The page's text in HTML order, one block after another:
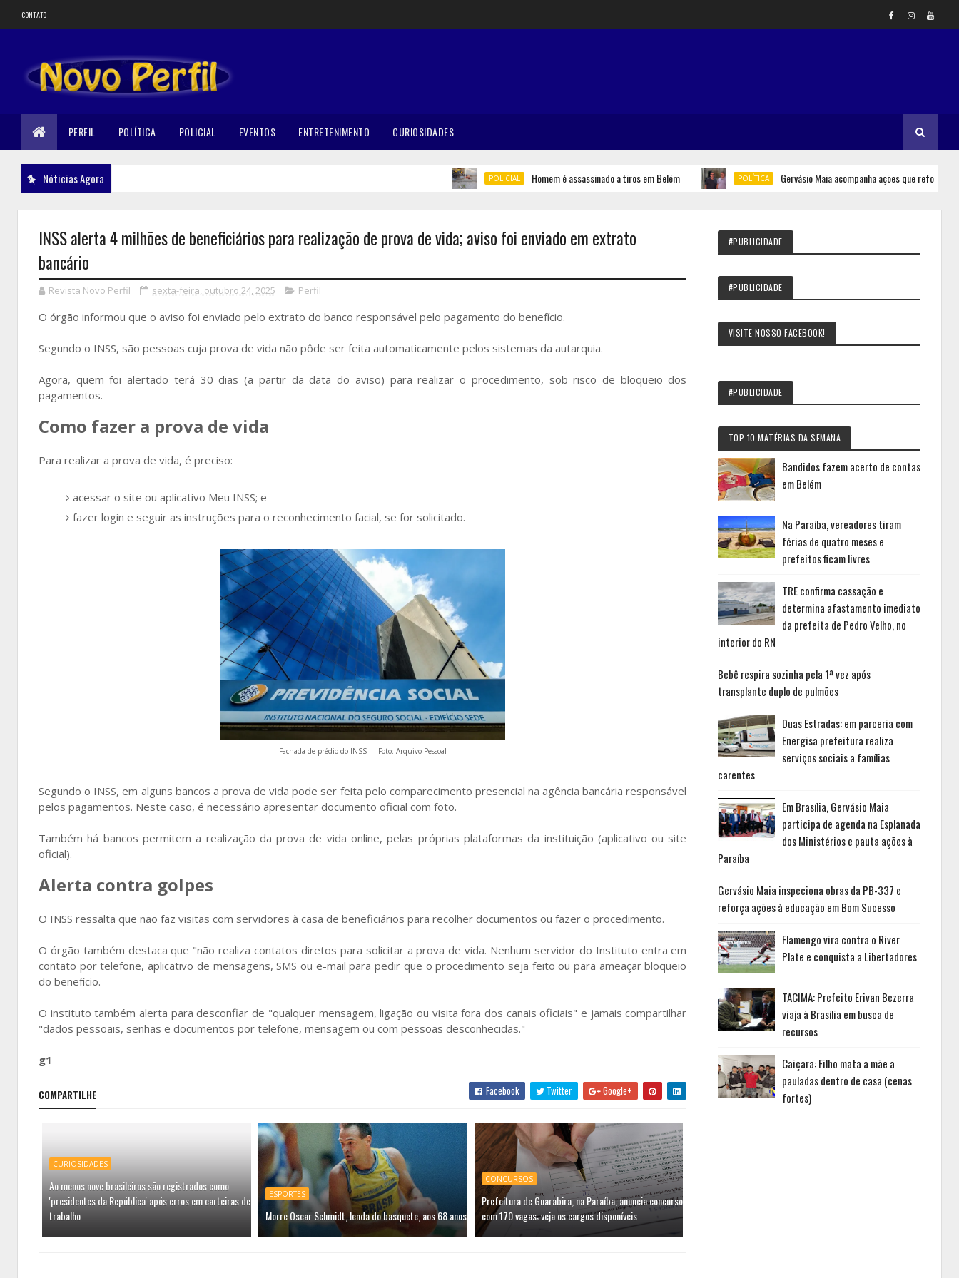
CONTATO
PERFIL POLÍTICA POLICIAL EVENTOS ENTRETENIMENTO CURIOSIDADES
Nóticias Agora POLICIAL Homem é assassinado a tiros em Belém POLÍTICA Gervásio Maia acompanha ações que reforçam
INSS alerta 4 milhões de beneficiários para realização de prova de vida; aviso foi enviado em extrato
bancário
Revista Novo Perfil sexta-feira, outubro 24, 2025 Perfil
O órgão informou que o aviso foi enviado pelo extrato do banco responsável pelo pagamento do benefício.
Segundo o INSS, são pessoas cuja prova de vida não pôde ser feita automaticamente pelos sistemas da autarquia.
Agora, quem foi alertado terá 30 dias (a partir da data do aviso) para realizar o procedimento, sob risco de bloqueio dos
pagamentos.
Como fazer a prova de vida
Para realizar a prova de vida, é preciso:
acessar o site ou aplicativo Meu INSS; e
fazer login e seguir as instruções para o reconhecimento facial, se for solicitado.
Fachada de prédio do INSS — Foto: Arquivo Pessoal
Segundo o INSS, em alguns bancos a prova de vida pode ser feita pelo comparecimento presencial na agência bancária responsável
pelos pagamentos. Neste caso, é necessário apresentar documento oficial com foto.
Também há bancos permitem a realização da prova de vida online, pelas próprias plataformas da instituição (aplicativo ou site
oficial).
Alerta contra golpes
O INSS ressalta que não faz visitas com servidores à casa de beneficiários para recolher documentos ou fazer o procedimento.
O órgão também destaca que "não realiza contatos diretos para solicitar a prova de vida. Nenhum servidor do Instituto entra em
contato por telefone, aplicativo de mensagens, SMS ou e-mail para pedir que o procedimento seja feito ou para ameaçar bloqueio
do benefício.
O instituto também alerta para desconfiar de "qualquer mensagem, ligação ou visita fora dos canais oficiais" e jamais compartilhar
"dados pessoais, senhas e documentos por telefone, mensagem ou com pessoas desconhecidas."
g1
COMPARTILHE Facebook Twitter Google+
CURIOSIDADES
Ao menos nove brasileiros são registrados como
'presidentes da República' após erros em carteiras de
trabalho
ESPORTES
Morre Oscar Schmidt, lenda do basquete, aos 68 anos
CONCURSOS
Prefeitura de Guarabira, na Paraíba, anuncia concurso
com 170 vagas; veja os cargos disponíveis
#PUBLICIDADE
#PUBLICIDADE
VISITE NOSSO FACEBOOK!
#PUBLICIDADE
TOP 10 MATÉRIAS DA SEMANA
Bandidos fazem acerto de contas
em Belém
Na Paraíba, vereadores tiram
férias de quatro meses e
prefeitos ficam livres
TRE confirma cassação e
determina afastamento imediato
da prefeita de Pedro Velho, no
interior do RN
Bebê respira sozinha pela 1ª vez após
transplante duplo de pulmões
Duas Estradas: em parceria com
Energisa prefeitura realiza
serviços sociais a famílias
carentes
Em Brasília, Gervásio Maia
participa de agenda na Esplanada
dos Ministérios e pauta ações à
Paraíba
Gervásio Maia inspeciona obras da PB-337 e
reforça ações à educação em Bom Sucesso
Flamengo vira contra o River
Plate e conquista a Libertadores
TACIMA: Prefeito Erivan Bezerra
viaja à Brasília em busca de
recursos
Caiçara: Filho mata a mãe a
pauladas dentro de casa (cenas
fortes)